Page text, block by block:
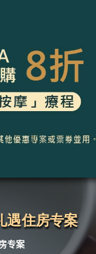
遇住房专案
专案